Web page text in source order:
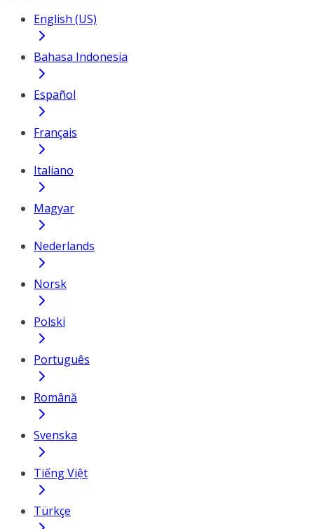
English (US)
Bahasa Indonesia
Español
Français
Italiano
Magyar
Nederlands
Norsk
Polski
Português
Română
Svenska
Tiếng Việt
Türkçe